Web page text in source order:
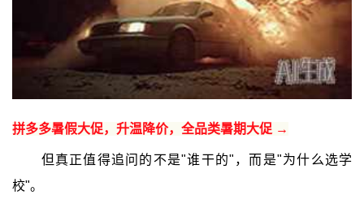
拼多多暑假大促，升温降价，全品类暑期大促 →
但真正值得追问的不是"谁干的"，而是"为什么选学
校"。